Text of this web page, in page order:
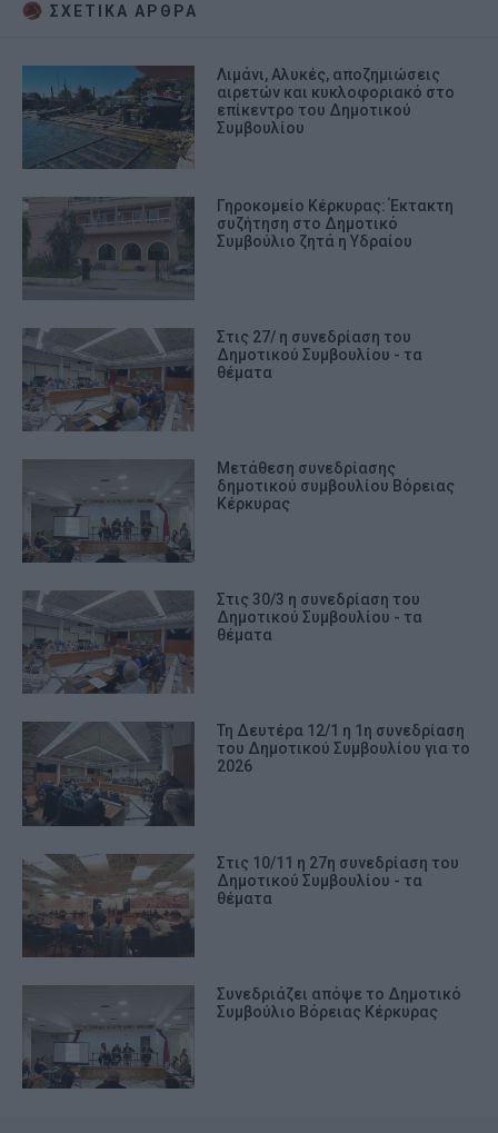
ΣΧΕΤΙΚA AΡΘΡΑ
Λιμάνι, Αλυκές, αποζημιώσεις
αιρετών και κυκλοφοριακό στο
επίκεντρο του Δημοτικού
Συμβουλίου
Γηροκομείο Κέρκυρας: Έκτακτη
συζήτηση στο Δημοτικό
Συμβούλιο ζητά η Υδραίου
Στις 27/ η συνεδρίαση του
Δημοτικού Συμβουλίου - τα
θέματα
Μετάθεση συνεδρίασης
δημοτικού συμβουλίου Βόρειας
Κέρκυρας
Στις 30/3 η συνεδρίαση του
Δημοτικού Συμβουλίου - τα
θέματα
Τη Δευτέρα 12/1 η 1η συνεδρίαση
του Δημοτικού Συμβουλίου για το
2026
Στις 10/11 η 27η συνεδρίαση του
Δημοτικού Συμβουλίου - τα
θέματα
Συνεδριάζει απόψε το Δημοτικό
Συμβούλιο Βόρειας Κέρκυρας